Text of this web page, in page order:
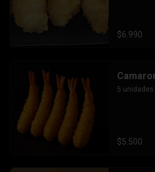
$6.990
5 unidades.
$5.500